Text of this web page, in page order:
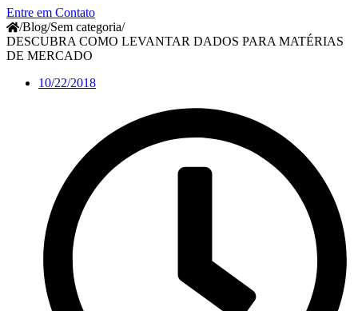
Entre em Contato
/Blog/Sem categoria/
DESCUBRA COMO LEVANTAR DADOS PARA MATÉRIAS
DE MERCADO
10/22/2018